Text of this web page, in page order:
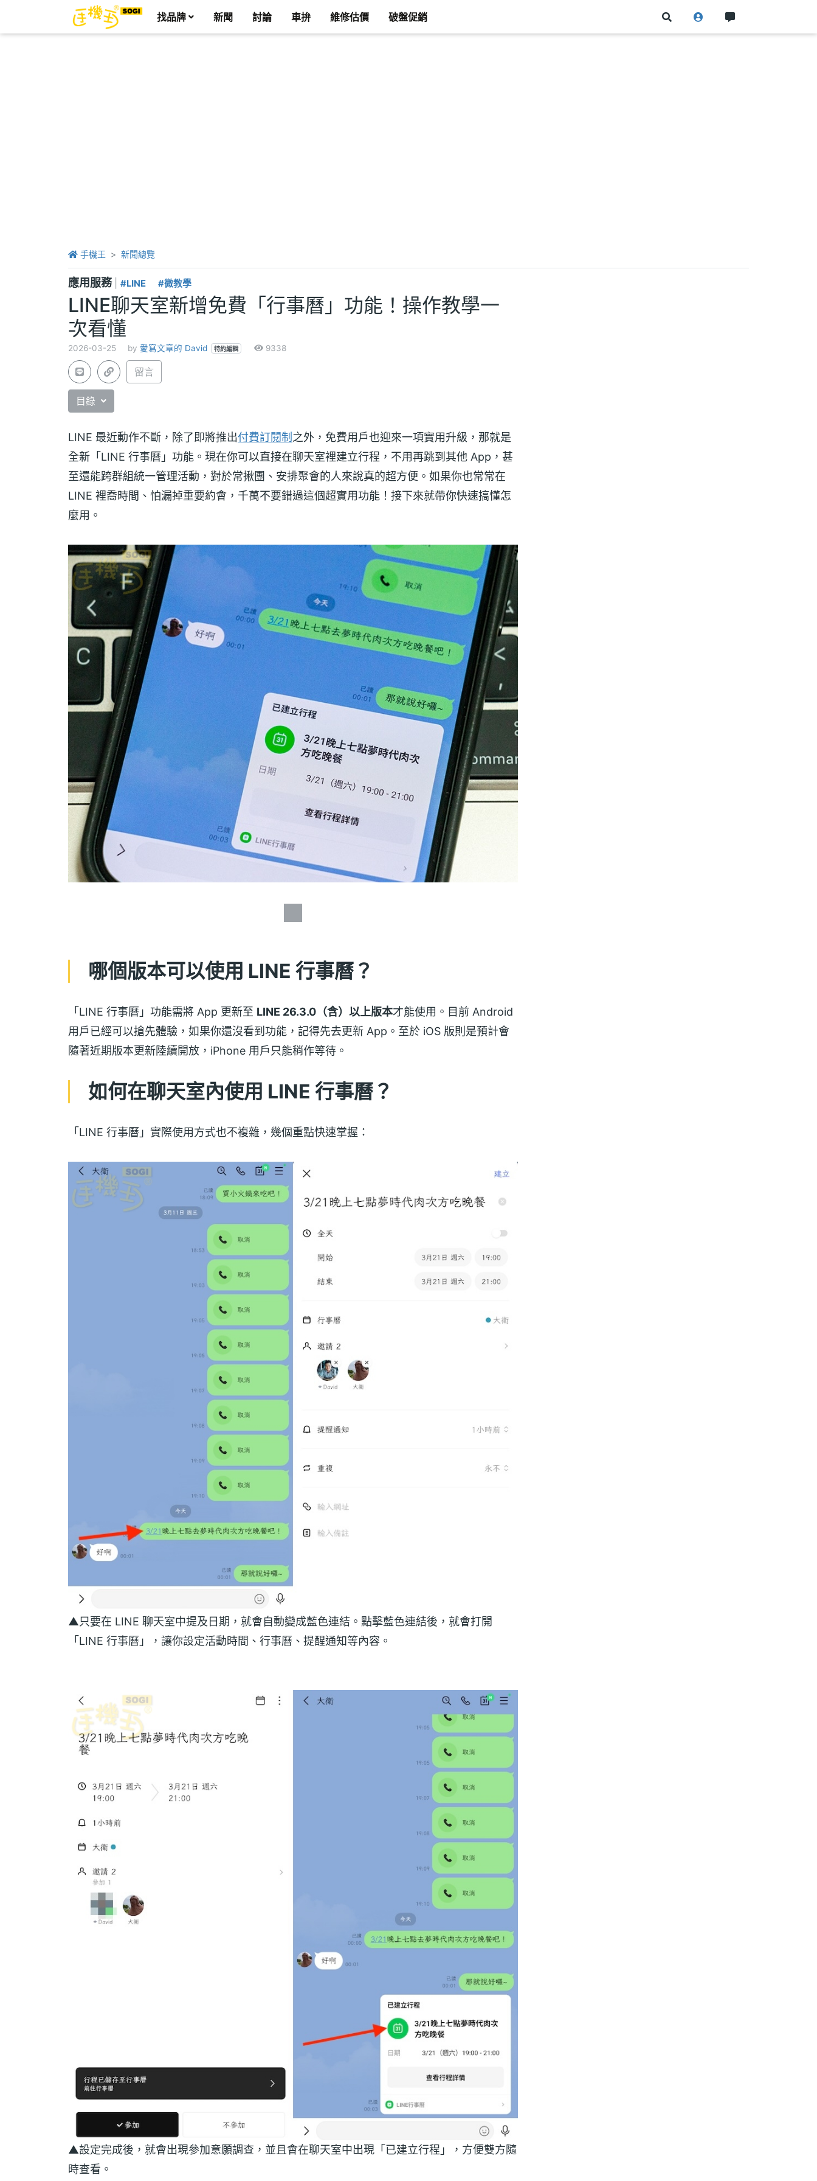
找品牌 新聞 討論 車拚 維修估價 破盤促銷
手機王 新聞總覽
應用服務 #LINE #微教學
LINE聊天室新增免費「行事曆」功能！操作教學一
次看懂
2026-03-25 by 愛寫文章的 David 特約編輯 9338
留言
目錄
LINE 最近動作不斷，除了即將推出付費訂閱制 之外，免費用戶也迎來一項實用升級，那就是
全新「LINE 行事曆」功能。現在你可以直接在聊天室裡建立行程，不用再跳到其他 App，甚
至還能跨群組統一管理活動，對於常揪團、安排聚會的人來說真的超方便。如果你也常常在
LINE 裡喬時間、怕漏掉重要約會，千萬不要錯過這個超實用功能！接下來就帶你快速搞懂怎
麼用。
哪個版本可以使用 LINE 行事曆？
「LINE 行事曆」功能需將 App 更新至 LINE 26.3.0（含）以上版本才能使用。目前 Android
用戶已經可以搶先體驗，如果你還沒看到功能，記得先去更新 App。至於 iOS 版則是預計會
隨著近期版本更新陸續開放，iPhone 用戶只能稍作等待。
如何在聊天室內使用 LINE 行事曆？
「LINE 行事曆」實際使用方式也不複雜，幾個重點快速掌握：
▲只要在 LINE 聊天室中提及日期，就會自動變成藍色連結。點擊藍色連結後，就會打開
「LINE 行事曆」，讓你設定活動時間、行事曆、提醒通知等內容。
▲設定完成後，就會出現參加意願調查，並且會在聊天室中出現「已建立行程」，方便雙方隨
時查看。